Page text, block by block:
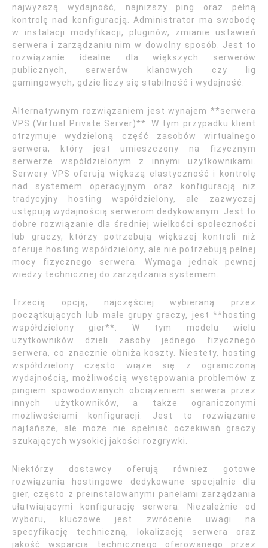
najwyższą wydajność, najniższy ping oraz pełną
kontrolę nad konfiguracją. Administrator ma swobodę
w instalacji modyfikacji, pluginów, zmianie ustawień
serwera i zarządzaniu nim w dowolny sposób. Jest to
rozwiązanie idealne dla większych serwerów
publicznych, serwerów klanowych czy lig
gamingowych, gdzie liczy się stabilność i wydajność.
Alternatywnym rozwiązaniem jest wynajem **serwera
VPS (Virtual Private Server)**. W tym przypadku klient
otrzymuje wydzieloną część zasobów wirtualnego
serwera, który jest umieszczony na fizycznym
serwerze współdzielonym z innymi użytkownikami.
Serwery VPS oferują większą elastyczność i kontrolę
nad systemem operacyjnym oraz konfiguracją niż
tradycyjny hosting współdzielony, ale zazwyczaj
ustępują wydajnością serwerom dedykowanym. Jest to
dobre rozwiązanie dla średniej wielkości społeczności
lub graczy, którzy potrzebują większej kontroli niż
oferuje hosting współdzielony, ale nie potrzebują pełnej
mocy fizycznego serwera. Wymaga jednak pewnej
wiedzy technicznej do zarządzania systemem.
Trzecią opcją, najczęściej wybieraną przez
początkujących lub małe grupy graczy, jest **hosting
współdzielony gier**. W tym modelu wielu
użytkowników dzieli zasoby jednego fizycznego
serwera, co znacznie obniża koszty. Niestety, hosting
współdzielony często wiąże się z ograniczoną
wydajnością, możliwością występowania problemów z
pingiem spowodowanych obciążeniem serwera przez
innych użytkowników, a także ograniczonymi
możliwościami konfiguracji. Jest to rozwiązanie
najtańsze, ale może nie spełniać oczekiwań graczy
szukających wysokiej jakości rozgrywki.
Niektórzy dostawcy oferują również gotowe
rozwiązania hostingowe dedykowane specjalnie dla
gier, często z preinstalowanymi panelami zarządzania
ułatwiającymi konfigurację serwera. Niezależnie od
wyboru, kluczowe jest zwrócenie uwagi na
specyfikację techniczną, lokalizację serwera oraz
jakość wsparcia technicznego oferowanego przez